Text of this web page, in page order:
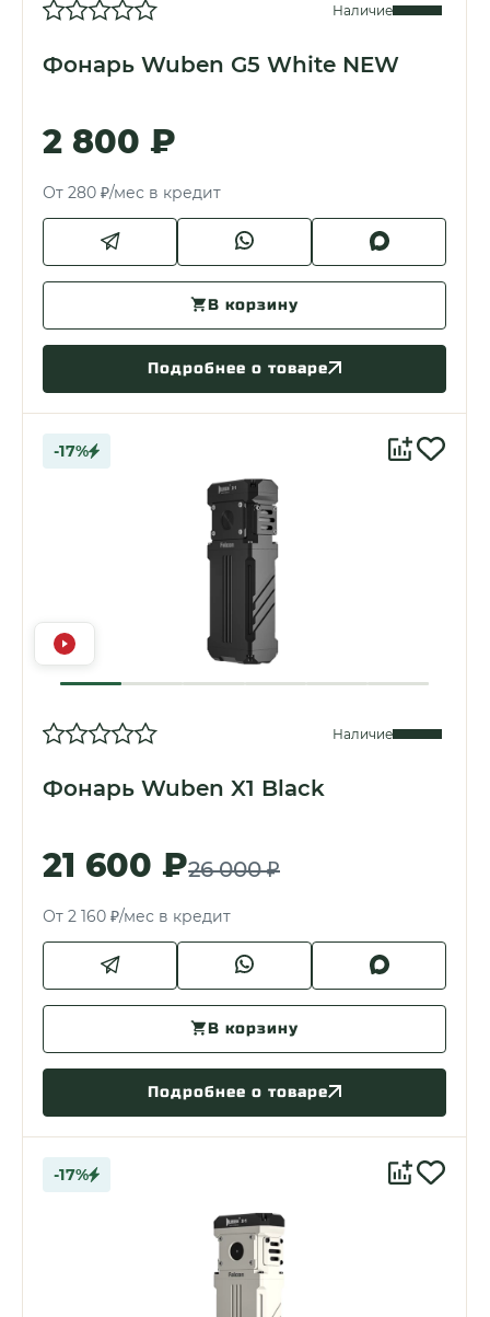
Наличие
Фонарь Wuben G5 White NEW
2 800 ₽
От 280 ₽/мес в кредит
В корзину
Подробнее о товаре
-17%
Наличие
Фонарь Wuben X1 Black
21 600 ₽26 000 ₽
От 2 160 ₽/мес в кредит
В корзину
Подробнее о товаре
-17%